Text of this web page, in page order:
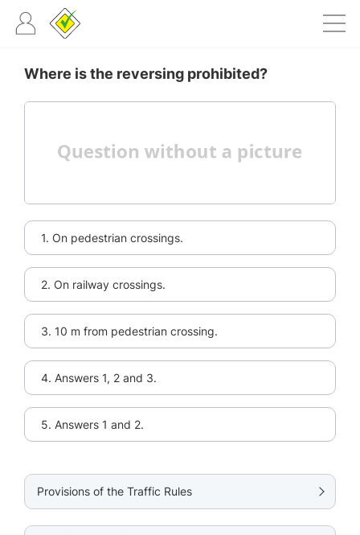
Where is the reversing prohibited?
1. On pedestrian crossings.
2. On railway crossings.
3. 10 m from pedestrian crossing.
4. Answers 1, 2 and 3.
5. Answers 1 and 2.
Provisions of the Traffic Rules